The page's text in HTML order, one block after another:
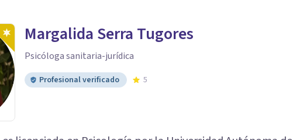
Margalida Serra Tugores
Psicóloga sanitaria-jurídica
Profesional verificado 5